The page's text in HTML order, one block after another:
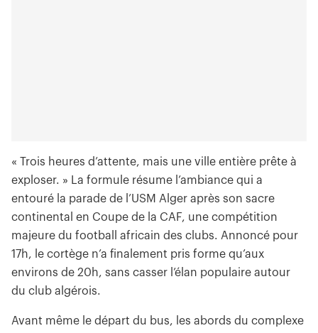
« Trois heures d’attente, mais une ville entière prête à
exploser. » La formule résume l’ambiance qui a
entouré la parade de l’USM Alger après son sacre
continental en Coupe de la CAF, une compétition
majeure du football africain des clubs. Annoncé pour
17h, le cortège n’a finalement pris forme qu’aux
environs de 20h, sans casser l’élan populaire autour
du club algérois.
Avant même le départ du bus, les abords du complexe